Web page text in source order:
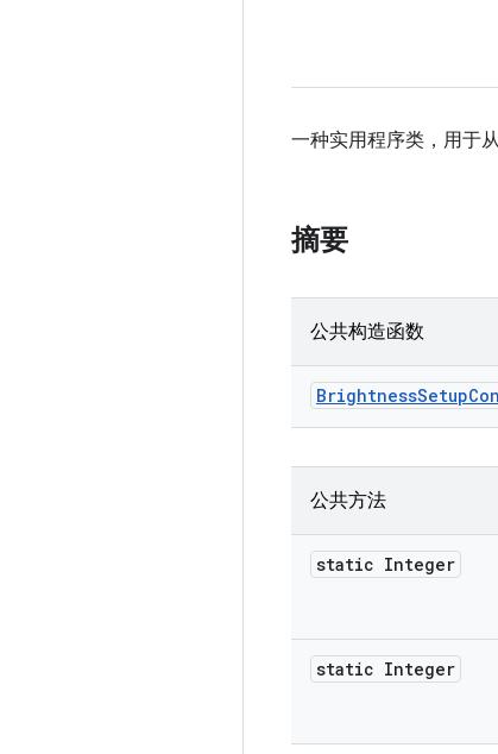
一种实用程序类，用于
摘要
公共构造函数
BrightnessSetup
公共方法
static Integer
static Integer